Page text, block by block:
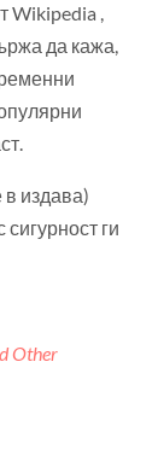
Wikipedia ,
да кажа,
в издава)
ги
Other